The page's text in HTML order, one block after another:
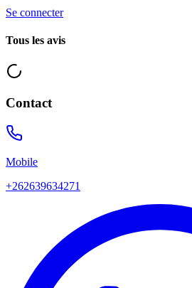
Se connecter
Tous les avis
Contact
Mobile
+262639634271